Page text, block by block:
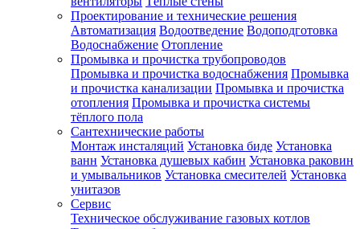
Проектирование и технические решения
Автоматизация Водоотведение Водоподготовка
Водоснабжение Отопление
Промывка и прочистка трубопроводов
Промывка и прочистка водоснабжения Промывка
и прочистка канализации Промывка и прочистка
отопления Промывка и прочистка системы
тёплого пола
Сантехнические работы
Монтаж инсталяций Установка биде Установка
ванн Установка душевых кабин Установка раковин
и умывальников Установка смесителей Установка
унитазов
Сервис
Техническое обслуживание газовых котлов